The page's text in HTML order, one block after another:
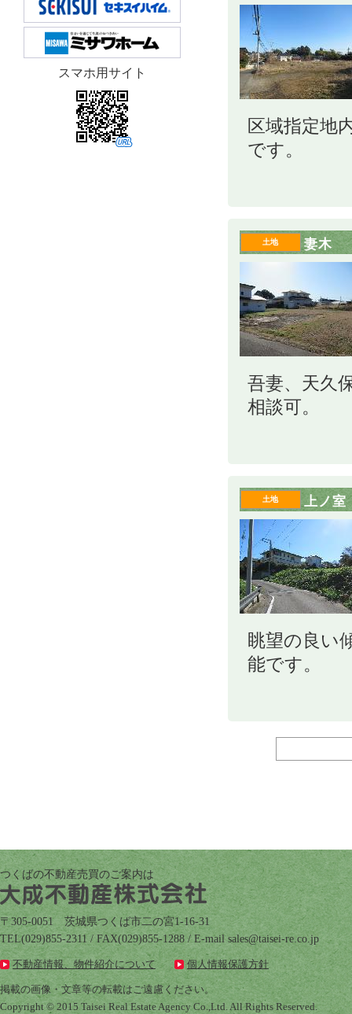
スマホ用サイト
区域指定地
です。
土地 妻木
吾妻、天久
相談可。
土地 上ノ室
眺望の良い
能です。
つくばの不動産売買のご案内は
〒305-0051 茨城県つくば市二の宮1-16-31
TEL(029)855-2311 / FAX(029)855-1288 / E-mailpj.oc.er-iesiat@selas
不動産情報、物件紹介について 個人情報保護方針
掲載の画像・文章等の転載はご遠慮ください。
Copyright © 2015 Taisei Real Estate Agency Co.,Ltd. All Rights Reserved.